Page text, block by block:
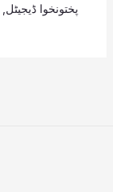
پختونخوا ڈیجیٹل